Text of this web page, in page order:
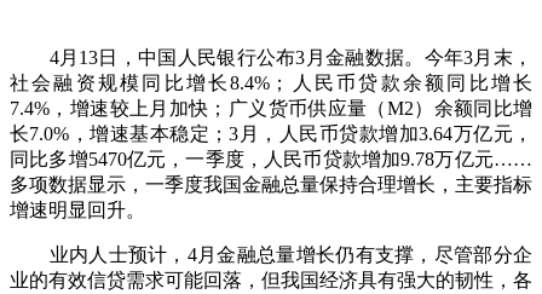
4月13日，中国人民银行公布3月金融数据。今年3月末，
社会融资规模同比增长8.4%；人民币贷款余额同比增长
7.4%，增速较上月加快；广义货币供应量（M2）余额同比增
长7.0%，增速基本稳定；3月，人民币贷款增加3.64万亿元，
同比多增5470亿元，一季度，人民币贷款增加9.78万亿元……
多项数据显示，一季度我国金融总量保持合理增长，主要指标
增速明显回升。
业内人士预计，4月金融总量增长仍有支撑，尽管部分企
业的有效信贷需求可能回落，但我国经济具有强大的韧性，各